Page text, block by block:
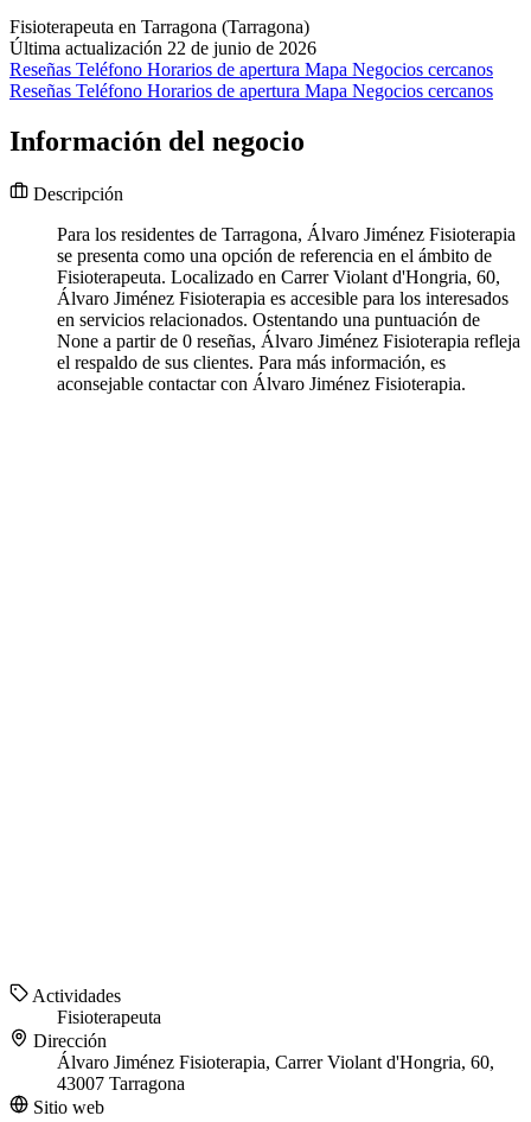
Fisioterapeuta en Tarragona (Tarragona)
Última actualización 22 de junio de 2026
Reseñas Teléfono Horarios de apertura Mapa Negocios cercanos
Reseñas Teléfono Horarios de apertura Mapa Negocios cercanos
Información del negocio
Descripción
Para los residentes de Tarragona, Álvaro Jiménez Fisioterapia
se presenta como una opción de referencia en el ámbito de
Fisioterapeuta. Localizado en Carrer Violant d'Hongria, 60,
Álvaro Jiménez Fisioterapia es accesible para los interesados
en servicios relacionados. Ostentando una puntuación de
None a partir de 0 reseñas, Álvaro Jiménez Fisioterapia refleja
el respaldo de sus clientes. Para más información, es
aconsejable contactar con Álvaro Jiménez Fisioterapia.
Actividades
Fisioterapeuta
Dirección
Álvaro Jiménez Fisioterapia, Carrer Violant d'Hongria, 60,
43007 Tarragona
Sitio web